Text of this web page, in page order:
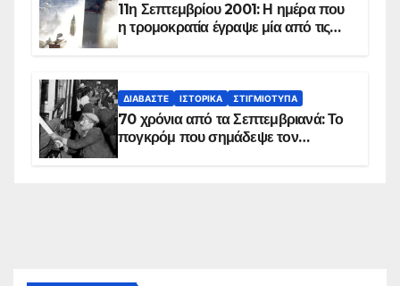
11η Σεπτεμβρίου 2001: Η ημέρα που
η τρομοκρατία έγραψε μία από τις
ΔΙΑΒΆΣΤΕ ΙΣΤΟΡΙΚΆ ΣΤΙΓΜΙΌΤΥΠΑ
70 χρόνια από τα Σεπτεμβριανά: Το
πογκρόμ που σημάδεψε τον